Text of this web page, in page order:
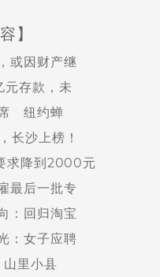
】
或因财产继
元存款，未
席 纽约蝉
长沙上榜！
求降到2000元
最后一批专
：回归淘宝
：女子应聘
山里小县